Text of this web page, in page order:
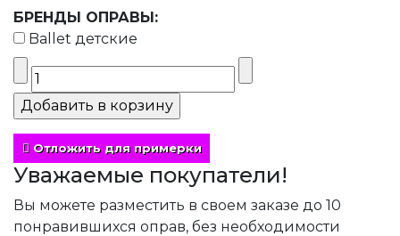
БРЕНДЫ ОПРАВЫ:
Ballet детские
Отложить для примерки
Уважаемые покупатели!
Вы можете разместить в своем заказе до 10
понравившихся оправ, без необходимости